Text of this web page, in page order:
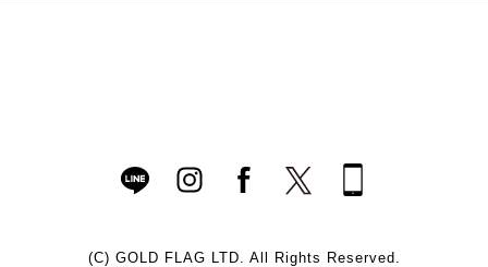
(C) GOLD FLAG LTD. All Rights Reserved.